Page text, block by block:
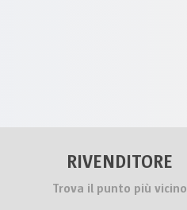
RIVENDITORE
Trova il punto più vicino